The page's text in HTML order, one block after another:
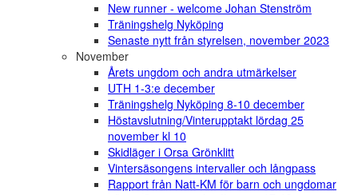
New runner - welcome Johan Stenström
Träningshelg Nyköping
Senaste nytt från styrelsen, november 2023
November
Årets ungdom och andra utmärkelser
UTH 1-3:e december
Träningshelg Nyköping 8-10 december
Höstavslutning/Vinterupptakt lördag 25
november kl 10
Skidläger i Orsa Grönklitt
Vintersäsongens intervaller och långpass
Rapport från Natt-KM för barn och ungdomar